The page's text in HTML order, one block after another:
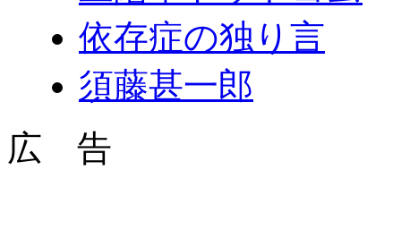
依存症の独り言
須藤甚一郎
広 告